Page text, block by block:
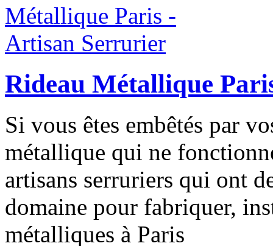
Rideau Métallique
Si vous êtes embêtés par
métallique qui ne
artisans serruriers qui ont
domaine pour fabriquer,
métalliques à Paris